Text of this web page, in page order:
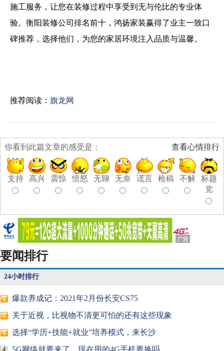
施工服务，让您在装修过程中享受到无与伦比的专业体
验。衡阳装修公司排名前十，鸿扬家装赢得了业主一致口
碑推荐，选择他们，为您的家居环境注入品质与温馨。
推荐阅读： 旗龙网
查看心情排行
你看到此篇文章的感受是：
支持 高兴 震惊 愤怒 无聊 无奈 谎言 枪稿 不解
标题
党
要闻排行
24小时排行
1 爆款养成记：2021年2月份长安CS75
2 关于近视，比视物不清更可怕的还有这些现象
3 选择“学历+技能+就业”培养模式，来长沙